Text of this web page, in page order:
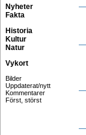
Nyheter
Fakta
Historia
Kultur
Natur
Vykort
Bilder
Uppdaterat/nytt
Kommentarer
Först, störst